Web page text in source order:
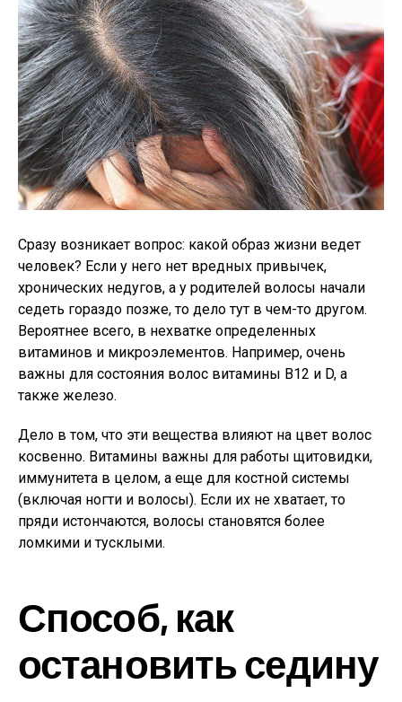
Сразу возникает вопрос: какой образ жизни ведет
человек? Если у него нет вредных привычек,
хронических недугов, а у родителей волосы начали
седеть гораздо позже, то дело тут в чем-то другом.
Вероятнее всего, в нехватке определенных
витаминов и микроэлементов. Например, очень
важны для состояния волос витамины В12 и D, а
также железо.
Дело в том, что эти вещества влияют на цвет волос
косвенно. Витамины важны для работы щитовидки,
иммунитета в целом, а еще для костной системы
(включая ногти и волосы). Если их не хватает, то
пряди истончаются, волосы становятся более
ломкими и тусклыми.
Способ, как
остановить седину